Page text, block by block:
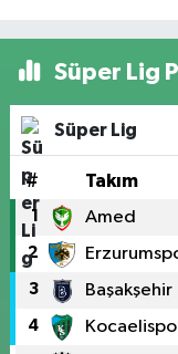
Süper Lig
Süper Lig
# Takım
1 Amed
2
3 Başakşehir
4